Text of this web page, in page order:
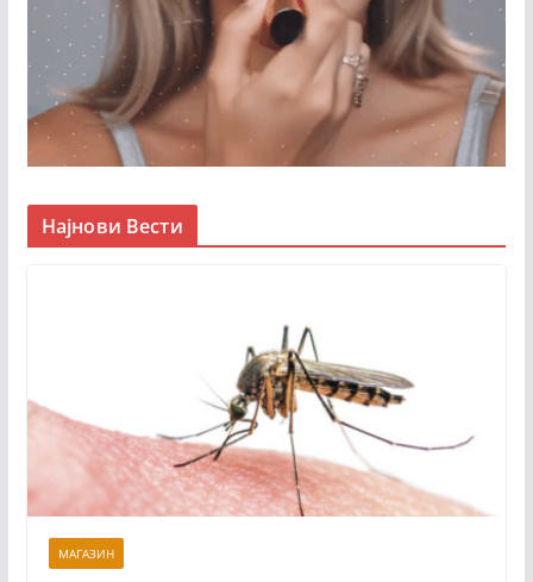
Најнови Вести
МАГАЗИН